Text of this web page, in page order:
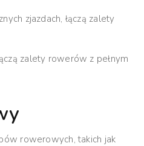
zjazdach, łączą zalety
zalety rowerów z pełnym
rowerowych, takich jak